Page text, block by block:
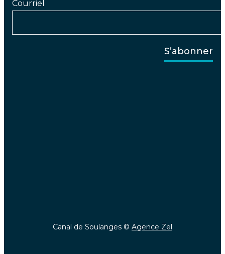
Courriel
Canal de Soulanges © Agence Zel